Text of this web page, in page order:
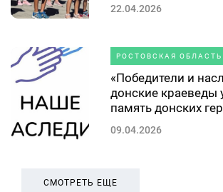
22.04.2026
РОСТОВСКАЯ ОБЛАСТЬ
«Победители и
донские краеведы
память донских
09.04.2026
СМОТРЕТЬ ЕЩЕ